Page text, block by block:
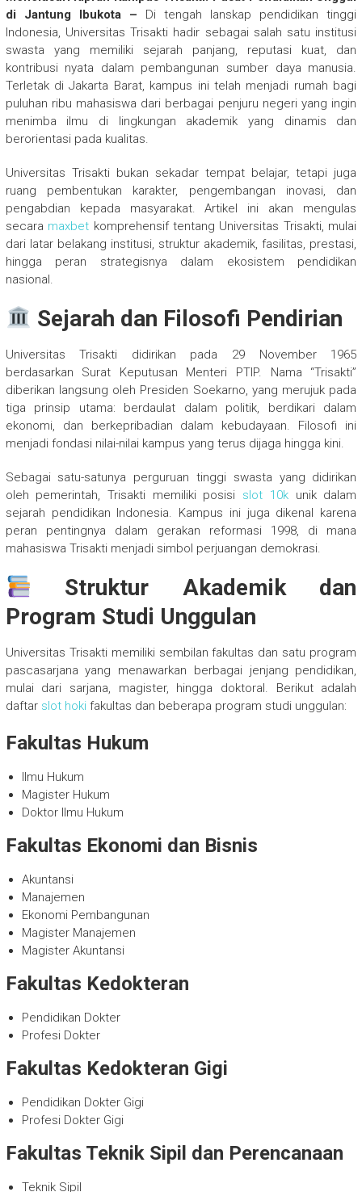
di Jantung Ibukota – Di tengah lanskap pendidikan tinggi
Indonesia, Universitas Trisakti hadir sebagai salah satu institusi
swasta yang memiliki sejarah panjang, reputasi kuat, dan
kontribusi nyata dalam pembangunan sumber daya manusia.
Terletak di Jakarta Barat, kampus ini telah menjadi rumah bagi
puluhan ribu mahasiswa dari berbagai penjuru negeri yang ingin
menimba ilmu di lingkungan akademik yang dinamis dan
berorientasi pada kualitas.
Universitas Trisakti bukan sekadar tempat belajar, tetapi juga
ruang pembentukan karakter, pengembangan inovasi, dan
pengabdian kepada masyarakat. Artikel ini akan mengulas
secara maxbet komprehensif tentang Universitas Trisakti, mulai
dari latar belakang institusi, struktur akademik, fasilitas, prestasi,
hingga peran strategisnya dalam ekosistem pendidikan
nasional.
Sejarah dan Filosofi Pendirian
Universitas Trisakti didirikan pada 29 November 1965
berdasarkan Surat Keputusan Menteri PTIP. Nama “Trisakti”
diberikan langsung oleh Presiden Soekarno, yang merujuk pada
tiga prinsip utama: berdaulat dalam politik, berdikari dalam
ekonomi, dan berkepribadian dalam kebudayaan. Filosofi ini
menjadi fondasi nilai-nilai kampus yang terus dijaga hingga kini.
Sebagai satu-satunya perguruan tinggi swasta yang didirikan
oleh pemerintah, Trisakti memiliki posisi slot 10kunik dalam
sejarah pendidikan Indonesia. Kampus ini juga dikenal karena
peran pentingnya dalam gerakan reformasi 1998, di mana
mahasiswa Trisakti menjadi simbol perjuangan demokrasi.
Struktur Akademik dan
Program Studi Unggulan
Universitas Trisakti memiliki sembilan fakultas dan satu program
pascasarjana yang menawarkan berbagai jenjang pendidikan,
mulai dari sarjana, magister, hingga doktoral. Berikut adalah
daftar slot hokifakultas dan beberapa program studi unggulan:
Fakultas Hukum
Ilmu Hukum
Magister Hukum
Doktor Ilmu Hukum
Fakultas Ekonomi dan Bisnis
Akuntansi
Manajemen
Ekonomi Pembangunan
Magister Manajemen
Magister Akuntansi
Fakultas Kedokteran
Pendidikan Dokter
Profesi Dokter
Fakultas Kedokteran Gigi
Pendidikan Dokter Gigi
Profesi Dokter Gigi
Fakultas Teknik Sipil dan Perencanaan
Teknik Sipil